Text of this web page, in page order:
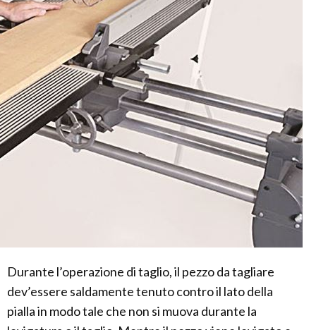
Durante l’operazione di taglio, il pezzo da tagliare
dev’essere saldamente tenuto contro il lato della
pialla in modo tale che non si muova durante la